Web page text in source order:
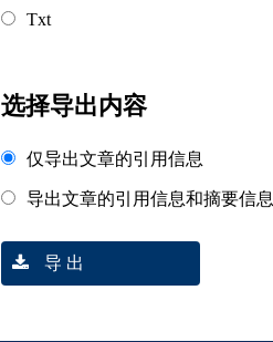
Txt
选择导出内容
仅导出文章的引用信息
导出文章的引用信息和摘要信息
导 出